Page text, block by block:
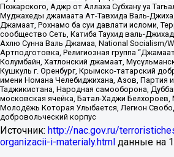
Пожарского, Аджр от Аллаха Субхану уа
Муджахеды джамаата Ат-Тавхида Валь-
Джамаат, Рохнамо ба суи давлати исломи,
сообщество Сеть, Катиба Таухид валь-
Ахлю Сунна Валь Джамаа, National Socialism/
Артподготовка, Религиозная группа
Колумбайн, Хатлонский джамаат,
Кушкуль г. Оренбург, Крымско-татарский
имени Номана Челебиджихана, Азов, Партия
Таджикистана, Народная самооборона,
московская ячейка, Батал-Хаджи Белхороев,
Молодёжь Которая Улыбается, Легион
добровольческий корпус
Источник: http://nac.gov.ru/
organizacii-i-materialy.html данные на